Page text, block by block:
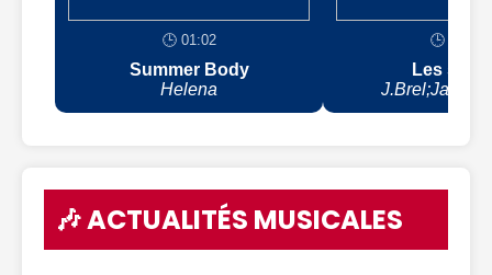
🕒 01:02
Summer Body
Helena
🕒 00:59
Les
🎶 ACTUALITÉS MUSICALES